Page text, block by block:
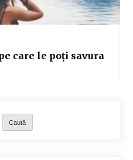
care le poți savura
Caută